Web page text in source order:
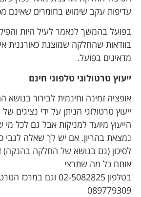
עדיפות עקב שימוש בחומרים שאינם
בפועל בהמשך לנאמר לעיל היות
בוודאות שהחלקה שמוצגת כאורגנית
מדאיגים בפועל.
ייעוץ טרטולוגי טלפוני חינם
אופציה זמינה וחינמית לבירור
ייעוץ טרטולוגי הניתן על ידי נציגים
הייעוץ מיועד למניקות אבל גם לכל מי
נמצאת בהריון. אם יש לך שאלה לגבי
לסיכון (גם בנושא של החלקה
אותם כל מה שתרצי
בטלפון 02-5082825 וגם ב
מרכז
089779309